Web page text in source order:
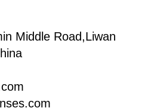
Middle Road,Liwan